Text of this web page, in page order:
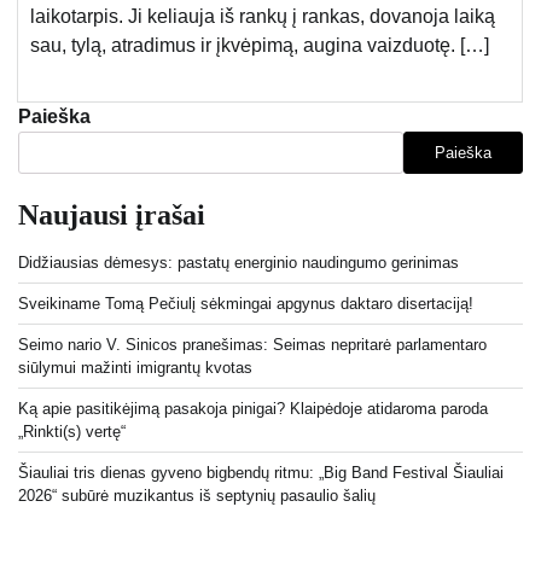
laikotarpis. Ji keliauja iš rankų į rankas, dovanoja laiką
sau, tylą, atradimus ir įkvėpimą, augina vaizduotę. […]
Paieška
Paieška
Naujausi įrašai
Didžiausias dėmesys: pastatų energinio naudingumo gerinimas
Sveikiname Tomą Pečiulį sėkmingai apgynus daktaro disertaciją!
Seimo nario V. Sinicos pranešimas: Seimas nepritarė parlamentaro
siūlymui mažinti imigrantų kvotas
Ką apie pasitikėjimą pasakoja pinigai? Klaipėdoje atidaroma paroda
„Rinkti(s) vertę“
Šiauliai tris dienas gyveno bigbendų ritmu: „Big Band Festival Šiauliai
2026“ subūrė muzikantus iš septynių pasaulio šalių